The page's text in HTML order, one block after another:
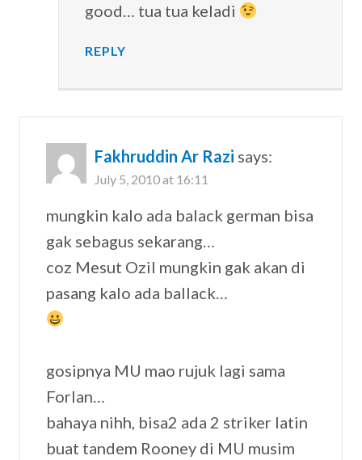
good… tua tua keladi
REPLY
Fakhruddin Ar Razi says:
July 5, 2010 at 16:11
mungkin kalo ada balack german bisa
gak sebagus sekarang…
coz Mesut Ozil mungkin gak akan di
pasang kalo ada ballack…
gosipnya MU mao rujuk lagi sama
Forlan…
bahaya nihh, bisa2 ada 2 striker latin
buat tandem Rooney di MU musim